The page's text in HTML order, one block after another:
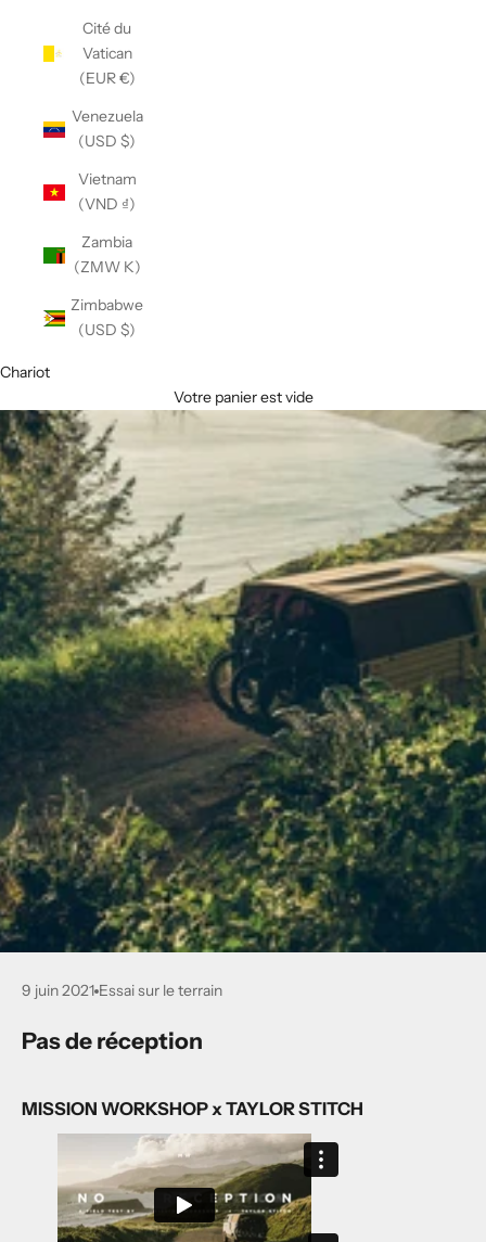
Cité du
Vatican
(EUR €)
Venezuela
(USD $)
Vietnam
(VND ₫)
Zambia
(ZMW K)
Zimbabwe
(USD $)
Chariot
Votre panier est vide
9 juin 2021 Essai sur le terrain
Pas de réception
MISSION WORKSHOP x TAYLOR STITCH